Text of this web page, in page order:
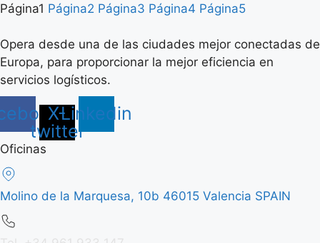
Página1 Página2 Página3 Página4 Página5
Opera desde una de las ciudades mejor conectadas de
Europa, para proporcionar la mejor eficiencia en
servicios logísticos.
X-
twitter
Linkedin
Oficinas
Molino de la Marquesa, 10b 46015 Valencia SPAIN